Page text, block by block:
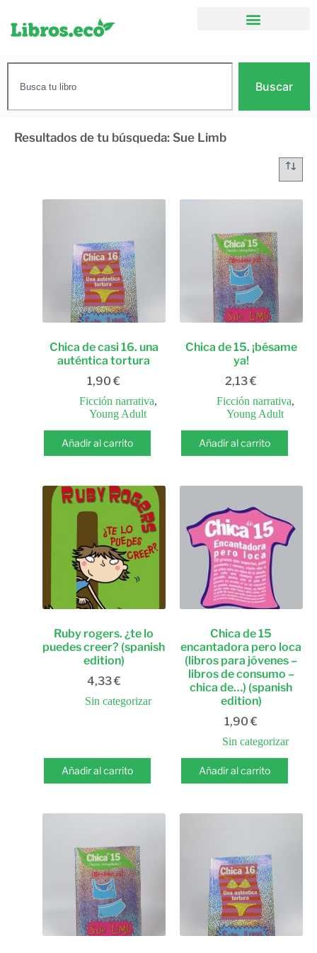
Buscar
Resultados de tu búsqueda: Sue Limb
Chica de casi 16. una
auténtica tortura
1,90€
Ficción narrativa,
Young Adult
Añadir al carrito
Chica de 15. ¡bésame
ya!
2,13€
Ficción narrativa,
Young Adult
Añadir al carrito
Ruby rogers. ¿te lo
puedes creer? (spanish
edition)
4,33€
Sin categorizar
Añadir al carrito
Chica de 15
encantadora pero loca
(libros para jóvenes –
libros de consumo –
chica de…) (spanish
edition)
1,90€
Sin categorizar
Añadir al carrito